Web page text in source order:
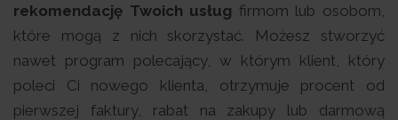
rekomendację Twoich usług firmom lub osobom,
które mogą z nich skorzystać. Możesz stworzyć
nawet program polecający, w którym klient, który
poleci Ci nowego klienta, otrzymuje procent od
pierwszej faktury, rabat na zakupy lub darmową